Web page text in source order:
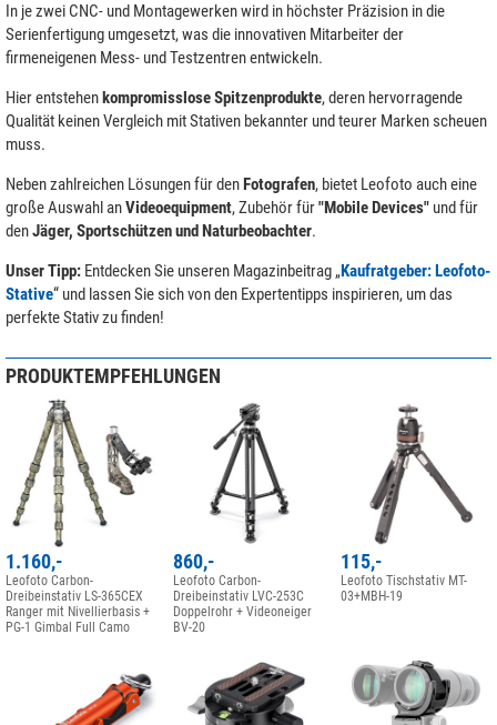
In je zwei CNC- und Montagewerken wird in höchster Präzision in die
Serienfertigung umgesetzt, was die innovativen Mitarbeiter der
firmeneigenen Mess- und Testzentren entwickeln.
Hier entstehenkompromisslose Spitzenprodukte, deren hervorragende
Qualität keinen Vergleich mit Stativen bekannter und teurer Marken scheuen
muss.
Neben zahlreichen Lösungen für denFotografen, bietet Leofoto auch eine
große Auswahl anVideoequipment, Zubehör für"Mobile Devices" und für
denJäger, Sportschützen und Naturbeobachter.
Unser Tipp: Entdecken Sie unseren Magazinbeitrag „Kaufratgeber: Leofoto-
Stative“ und lassen Sie sich von den Expertentipps inspirieren, um das
perfekte Stativ zu finden!
PRODUKTEMPFEHLUNGEN
1.160,-
Leofoto Carbon-
Dreibeinstativ LS-365CEX
Ranger mit Nivellierbasis +
PG-1 Gimbal Full Camo
860,-
Leofoto Carbon-
Dreibeinstativ LVC-253C
Doppelrohr + Videoneiger
BV-20
115,-
Leofoto Tischstativ MT-
03+MBH-19